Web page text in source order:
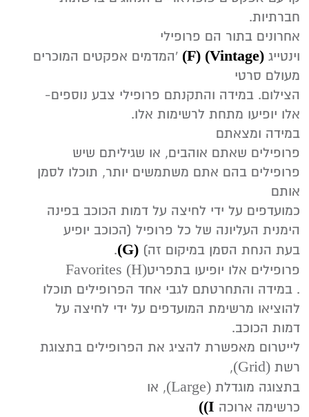
‬חברתיות‭.‬
אחרונים‭ ‬בתור‭ ‬הם‭ ‬פרופילי‭
‬וינטייג‮'‬‭
(‬F)‬‭ ‬‭(‬Vintage‭)
‬מעולם‭ ‬סרטי‭
אלו‭ ‬יופיעו‭ ‬מתחת‭ ‬לרשימות‭ ‬אלו‭.‬
במידה‭ ‬ומצאתם‭
‬אותם‭
‬הימנית‭ ‬העליונה‭ ‬של‭ ‬כל‭ ‬פרופיל‭ ‬(הכוכב‭ ‬יופיע‭
‬בעת‭ ‬הנחת‭ ‬הסמן‭ ‬במיקום‭ ‬זה)‭.
(‬G‭)‬
פרופילים‭ ‬אלו‭ ‬יופיעו‭ ‬בתפריט‭‬‬‭
(H)
Favorites‭
‬להוציאו‭ ‬מרשימת‭ ‬המועדפים‭ ‬על‭ ‬ידי‭ ‬לחיצה‭ ‬על‭
‬דמות‭ ‬הכוכב‭.‬
‬רשת ‬‭(‬Grid‭)
‬‭‬,
בתצוגה‭ ‬מוגדלת‭ ‬‭,
(‬Large‭)‬‭‬או‭
‬כרשימה‭ ‬ארוכה ‭
(‬I)‬‭